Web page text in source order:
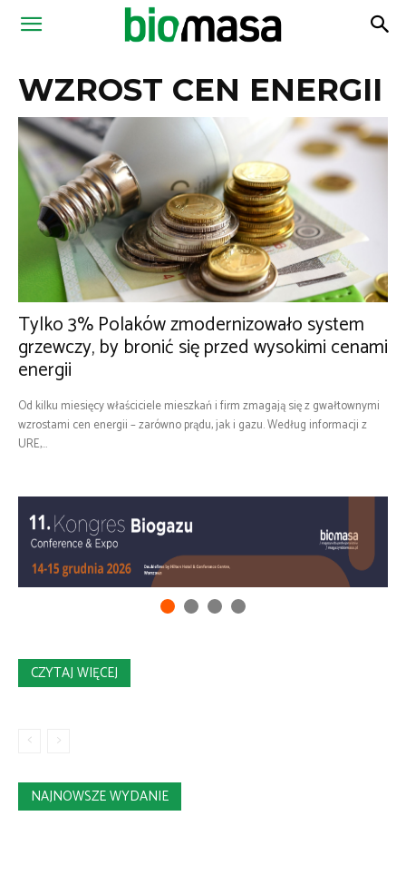
Magazyn
WZROST CEN ENERGII
Tylko 3% Polaków zmodernizowało system
grzewczy, by bronić się przed wysokimi cenami
energii
Od kilku miesięcy właściciele mieszkań i firm zmagają się z gwałtownymi
wzrostami cen energii – zarówno prądu, jak i gazu. Według informacji z
URE,...
CZYTAJ WIĘCEJ
NAJNOWSZE WYDANIE